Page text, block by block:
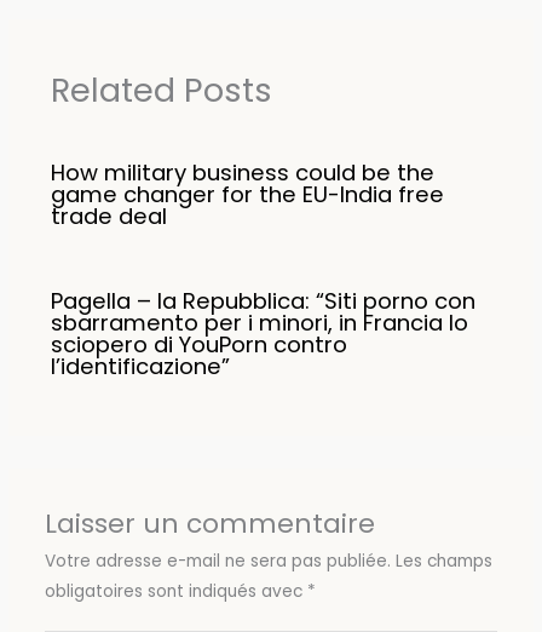
Related Posts
How military business could be the
game changer for the EU-India free
trade deal
Pagella – la Repubblica: “Siti porno con
sbarramento per i minori, in Francia lo
sciopero di YouPorn contro
l’identificazione”
Laisser un commentaire
Votre adresse e-mail ne sera pas publiée. Les champs
obligatoires sont indiqués avec *